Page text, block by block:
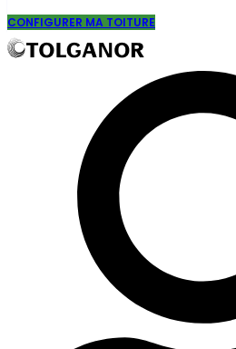
CONFIGURER MA TOITURE